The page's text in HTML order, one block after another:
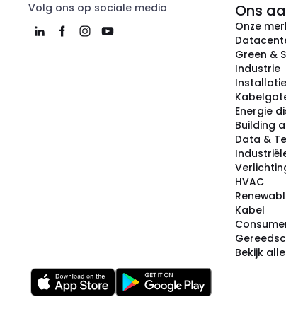
Volg ons op sociale media Ons
Onze
Green &
Industrie
Energie
Building
Data &
HVAC
Kabel
Bekijk